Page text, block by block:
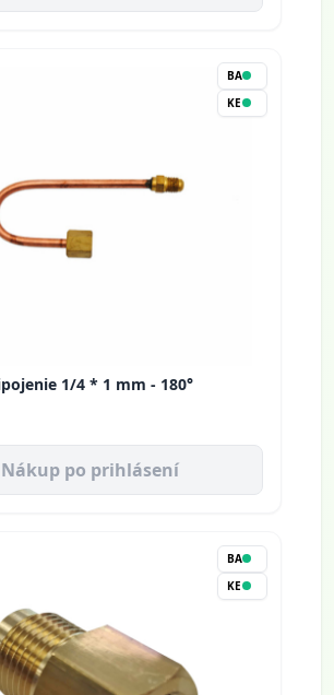
BA
KE
1/4 * 1 mm - 180°
Nákup po prihlásení
BA
KE